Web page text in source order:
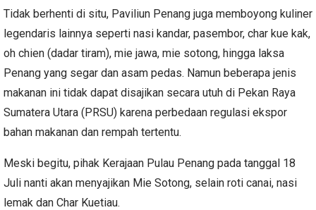
Tidak berhenti di situ, Paviliun Penang juga memboyong kuliner
legendaris lainnya seperti nasi kandar, pasembor, char kue kak,
oh chien (dadar tiram), mie jawa, mie sotong, hingga laksa
Penang yang segar dan asam pedas. Namun beberapa jenis
makanan ini tidak dapat disajikan secara utuh di Pekan Raya
Sumatera Utara (PRSU) karena perbedaan regulasi ekspor
bahan makanan dan rempah tertentu.
Meski begitu, pihak Kerajaan Pulau Penang pada tanggal 18
Juli nanti akan menyajikan Mie Sotong, selain roti canai, nasi
lemak dan Char Kuetiau.